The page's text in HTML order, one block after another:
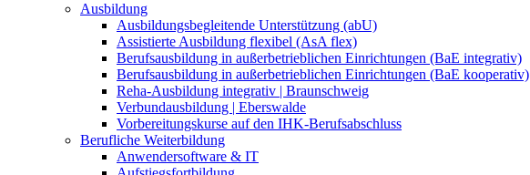
Ausbildung
Ausbildungsbegleitende Unterstützung (abU)
Assistierte Ausbildung flexibel (AsA flex)
Berufsausbildung in außerbetrieblichen Einrichtungen (BaE integrativ)
Berufsausbildung in außerbetrieblichen Einrichtungen (BaE kooperativ)
Reha-Ausbildung integrativ | Braunschweig
Verbundausbildung | Eberswalde
Vorbereitungskurse auf den IHK-Berufsabschluss
Berufliche Weiterbildung
Anwendersoftware & IT